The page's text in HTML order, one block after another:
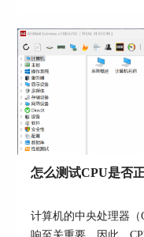
当然，查看软硬件
它的主打功能还是
单中，具有一系列
列就是机器的“跑分
存。...
怎么测试CPU是否
计算机的中央处理器